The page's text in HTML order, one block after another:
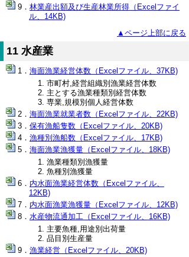
林業産出額及び生産林業所得（Excelファイ
ル、14KB)
▲ページ上部に戻る
11 水産業
海面漁業経営体数（Excelファイル、37KB)
市町村,経営組織別漁業経営体数
主とする漁業種類別経営体数
専業,規模別個人経営体数
海面漁業就業者数（Excelファイル、22KB)
保有漁船隻数（Excelファイル、20KB)
漁種別漁船数（Excelファイル、17KB)
海面漁業漁獲量（Excelファイル、18KB)
漁業種類別漁獲量
魚種別漁獲量
内水面漁業経営体数（Excelファイル、
12KB)
内水面漁業漁獲量（Excelファイル、12KB)
水産物流通加工（Excelファイル、16KB)
主要魚種,用途別出荷量
品目別生産量
漁業経営（Excelファイル、20KB)